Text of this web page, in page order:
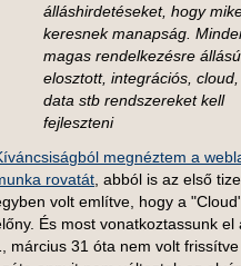
álláshirdetéseket, hogy
keresnek manapság.
magas rendelkezésre állású,
elosztott, integrációs,
data stb rendszereket kell
fejleszteni
megnéztem a
rovatát , abból is az első
volt említve, hogy a
És most vonatkoztassunk el
március 31 óta nem volt frissítve